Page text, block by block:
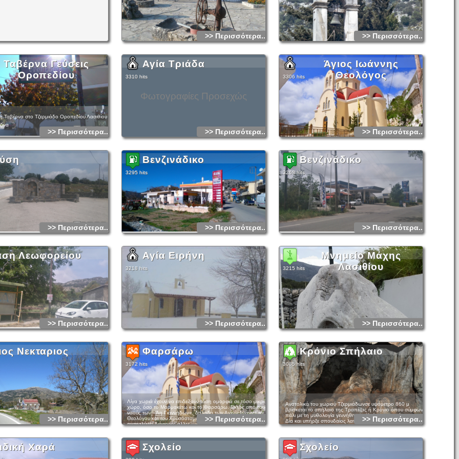
>> Περισσότερα... >> Περισσότερα...
Ταβέρνα Γεύσεις
Οροπεδίου
Ταβέρνα στο Τζερμιάδο Οροπεδίου Λασιθίου
>> Περισσότερα...
Φωτογραφίες Προσεχώς
Αγία Τριάδα
3310 hits
>> Περισσότερα...
Άγιος Ιωάννης
Θεολόγος
3306 hits
>> Περισσότερα...
>> Περισσότερα...
Βενζινάδικο
3295 hits
>> Περισσότερα...
Βενζινάδικο
3268 hits
>> Περισσότερα...
Λεωφορείου
>> Περισσότερα...
Αγία Ειρήνη
3218 hits
>> Περισσότερα...
Μνημείο Μάχης
Λασιθίου
3215 hits
>> Περισσότερα...
Νεκταριος
>> Περισσότερα...
Φαρσάρω
3172 hits
Λίγα χωριά έχουν να επιδείξουν τόση ομορφιά σε τόσο μικρό
χώρο, όσο το Μαρμακέτω και το Φαρσάρω. Εκτός από τους
ναούς των «Άη Γιάννηδων», δηλαδή των Αγίων Ιωάννη του
Θεολόγου και του Χρυσόστομου, ο επισκέπτης μπορεί να
ανακαλύψει διάφορες άλλες μικρές γωνιές του χωριού.
Καζάνη, του ήρωα του χωριού, στην κεντρική πλατεία του
χωριού. Δίπλα στον Ανδριάντα έχει στηθεί μνημείο για τους
Μαρμακεθιανούς που σκοτώθηκαν στο καθήκον για την
πατρίδα στους διάφορους πολέμους της ιστορίας μας. Εκεί
>> Περισσότερα...
Κρόνιο Σπήλαιο
3085 hits
Ανατολικά του χωριού Τζερμιάδωνσε υψόμετρο 860 μ
βρίσκεται το σπήλαιο της Τραπέζας ή Κρόνιο όπου σύμφωνα
πάλι με τη μυθολογία γεννήθηκε ο Κρόνος ο πατέρας του
Δία και υπήρξε σπουδαίος λατρευτικός χώρος με τη φήμη
του να απλώνεται ακόμα και στις χώρες της ανατολής, έως
Αποτελείται από δύο αίθουσες με ανάπτυξη σε κόγχες, όπου
και εντοπίζονται όστρακα και οστά. Το σπήλαιο ανασκάφηκε
συστηματικά, το 1935, από τον Pendlebury, όπου και
αποκαλύφθηκε η χρήση του κατά τη Νεολιθική, Πρώιμη
>> Περισσότερα...
Χαρά Σχολείο Σχολείο